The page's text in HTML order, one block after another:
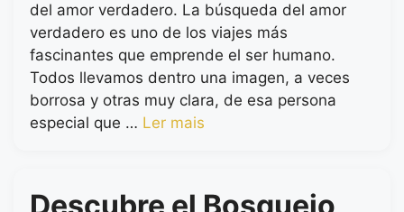
del amor verdadero. La búsqueda del amor
verdadero es uno de los viajes más
fascinantes que emprende el ser humano.
Todos llevamos dentro una imagen, a veces
borrosa y otras muy clara, de esa persona
especial que … Ler mais